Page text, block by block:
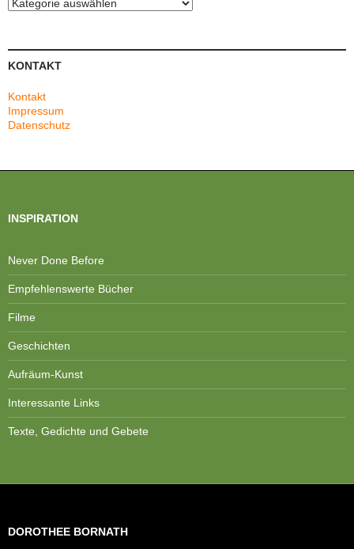
KONTAKT
Kontakt
Impressum
Datenschutz
INSPIRATION
Never Done Before
Empfehlenswerte Bücher
Filme
Geschichten
Aufräum-Kunst
Interessante Links
Texte, Gedichte und Gebete
DOROTHEE BORNATH